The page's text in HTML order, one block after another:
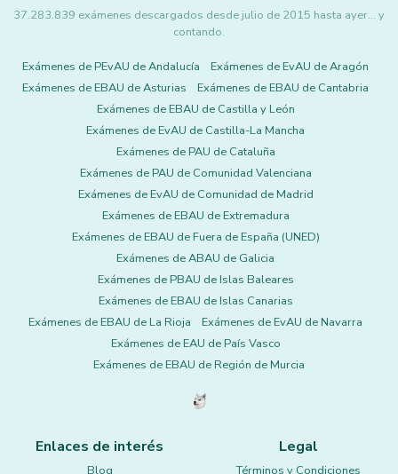
37.283.839 exámenes descargados desde julio de 2015 hasta ayer... y
contando.
Exámenes de PEvAU de Andalucía
Exámenes de EvAU de Aragón
Exámenes de EBAU de Asturias
Exámenes de EBAU de Cantabria
Exámenes de EBAU de Castilla y León
Exámenes de EvAU de Castilla-La Mancha
Exámenes de PAU de Cataluña
Exámenes de PAU de Comunidad Valenciana
Exámenes de EvAU de Comunidad de Madrid
Exámenes de EBAU de Extremadura
Exámenes de EBAU de Fuera de España (UNED)
Exámenes de ABAU de Galicia
Exámenes de PBAU de Islas Baleares
Exámenes de EBAU de Islas Canarias
Exámenes de EBAU de La Rioja
Exámenes de EvAU de Navarra
Exámenes de EAU de País Vasco
Exámenes de EBAU de Región de Murcia
Enlaces de interés
Blog
Legal
Términos y Condiciones